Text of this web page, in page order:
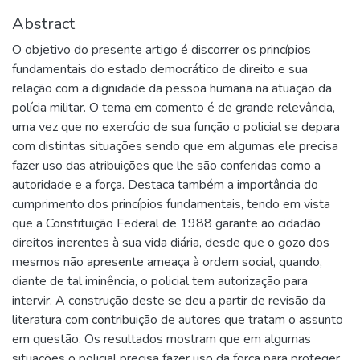
Abstract
O objetivo do presente artigo é discorrer os princípios
fundamentais do estado democrático de direito e sua
relação com a dignidade da pessoa humana na atuação da
polícia militar. O tema em comento é de grande relevância,
uma vez que no exercício de sua função o policial se depara
com distintas situações sendo que em algumas ele precisa
fazer uso das atribuições que lhe são conferidas como a
autoridade e a força. Destaca também a importância do
cumprimento dos princípios fundamentais, tendo em vista
que a Constituição Federal de 1988 garante ao cidadão
direitos inerentes à sua vida diária, desde que o gozo dos
mesmos não apresente ameaça à ordem social, quando,
diante de tal iminência, o policial tem autorização para
intervir. A construção deste se deu a partir de revisão da
literatura com contribuição de autores que tratam o assunto
em questão. Os resultados mostram que em algumas